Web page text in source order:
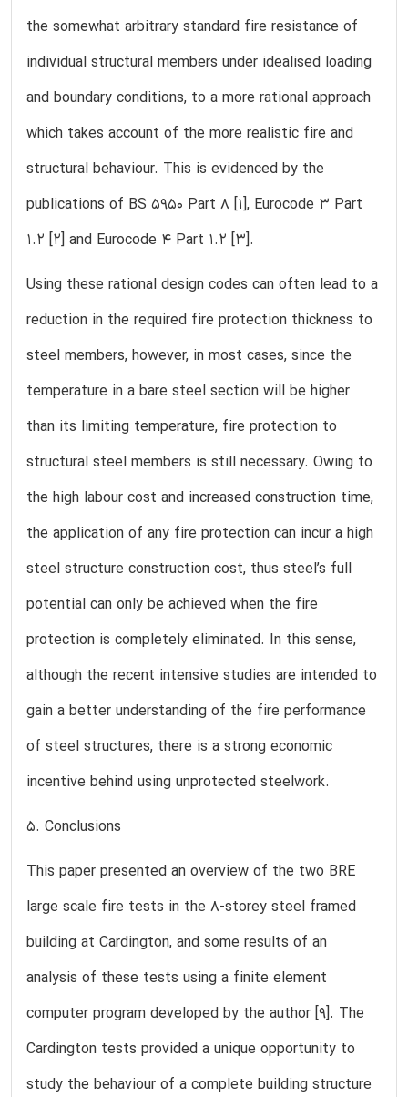
the somewhat arbitrary standard fire resistance of
individual structural members under idealised loading
and boundary conditions, to a more rational approach
which takes account of the more realistic fire and
structural behaviour. This is evidenced by the
publications of BS 5950 Part 8 [1], Eurocode 3 Part
1.2 [2] and Eurocode 4 Part 1.2 [3].
Using these rational design codes can often lead to a
reduction in the required fire protection thickness to
steel members, however, in most cases, since the
temperature in a bare steel section will be higher
than its limiting temperature, fire protection to
structural steel members is still necessary. Owing to
the high labour cost and increased construction time,
the application of any fire protection can incur a high
steel structure construction cost, thus steel’s full
potential can only be achieved when the fire
protection is completely eliminated. In this sense,
although the recent intensive studies are intended to
gain a better understanding of the fire performance
of steel structures, there is a strong economic
incentive behind using unprotected steelwork.
5. Conclusions
This paper presented an overview of the two BRE
large scale fire tests in the 8-storey steel framed
building at Cardington, and some results of an
analysis of these tests using a finite element
computer program developed by the author [9]. The
Cardington tests provided a unique opportunity to
study the behaviour of a complete building structure